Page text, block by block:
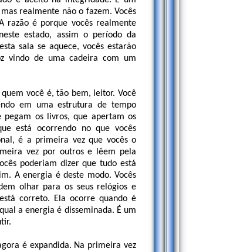
realmente não o fazem. Vocês
razão é porque vocês realmente
estado, assim o período da
sala se aquece, vocês estarão
vindo de uma cadeira com um
você é, tão bem, leitor. Você
em uma estrutura de tempo
os livros, que apertam os
está ocorrendo no que vocês
é a primeira vez que vocês o
vez por outros e lêem pela
poderiam dizer que tudo está
A energia é deste modo. Vocês
olhar para os seus relógios e
correto. Ela ocorre quando é
a energia é disseminada. É um
é expandida. Na primeira vez